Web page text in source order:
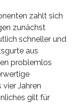
zahlt sich
zunächst
schneller und
aus
problemlos
Jahren
gilt für